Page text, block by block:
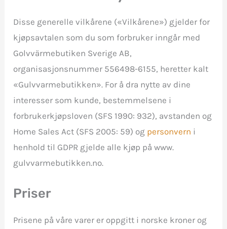
Disse generelle vilkårene («Vilkårene») gjelder for
kjøpsavtalen som du som forbruker inngår med
Golvvärmebutiken Sverige AB,
organisasjonsnummer 556498-6155, heretter kalt
«Gulvvarmebutikken». For å dra nytte av dine
interesser som kunde, bestemmelsene i
forbrukerkjøpsloven (SFS 1990: 932), avstanden og
Home Sales Act (SFS 2005: 59) og personvern i
henhold til GDPR gjelde alle kjøp på www.
gulvvarmebutikken.no.
Priser
Prisene på våre varer er oppgitt i norske kroner og